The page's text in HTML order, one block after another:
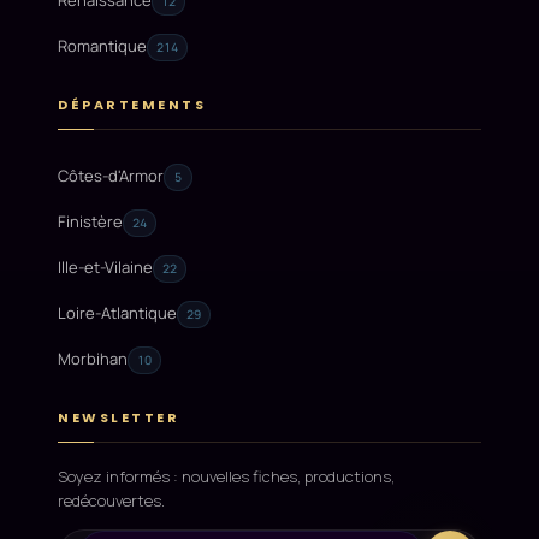
Romantique 214
DÉPARTEMENTS
Côtes-d'Armor 5
Finistère 24
Ille-et-Vilaine 22
Loire-Atlantique 29
Morbihan 10
NEWSLETTER
Soyez informés : nouvelles fiches, productions,
redécouvertes.